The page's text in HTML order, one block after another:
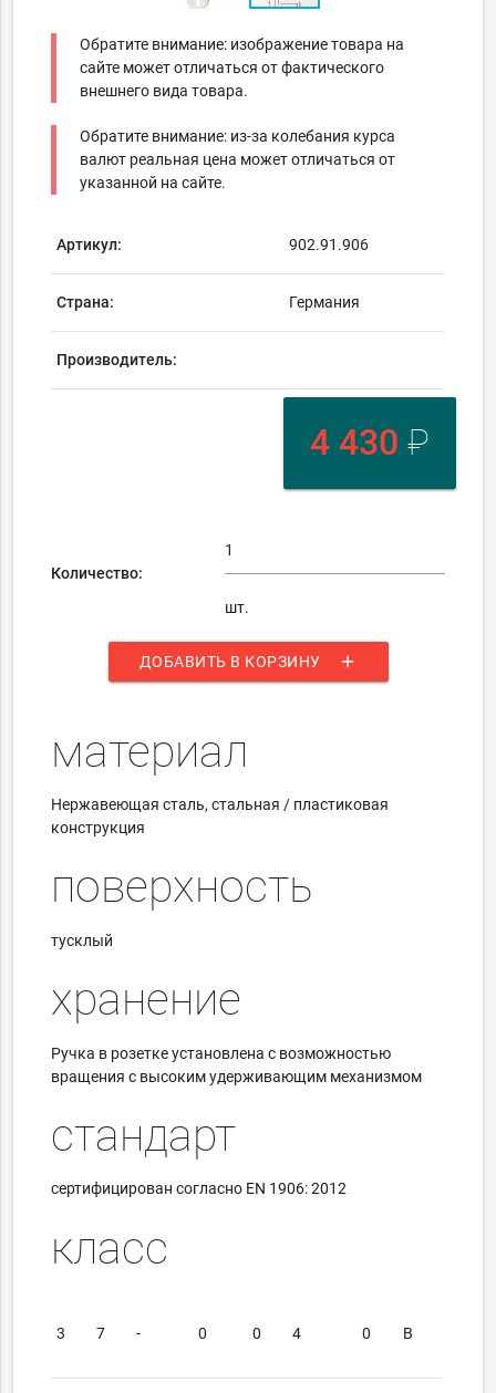
Обратите внимание: изображение товара на
сайте может отличаться от фактического
внешнего вида товара.
Обратите внимание: из-за колебания курса
валют реальная цена может отличаться от
указанной на сайте.
Артикул: 902.91.906
Страна: Германия
Производитель:
4 430 ₽
Количество:
шт.
ДОБАВИТЬ В КОРЗИНУ add
материал
Нержавеющая сталь, стальная / пластиковая
конструкция
поверхность
тусклый
хранение
Ручка в розетке установлена ​​с возможностью
вращения с высоким удерживающим механизмом
стандарт
сертифицирован согласно EN 1906: 2012
класс
3 7 - 0 0 4 0 В